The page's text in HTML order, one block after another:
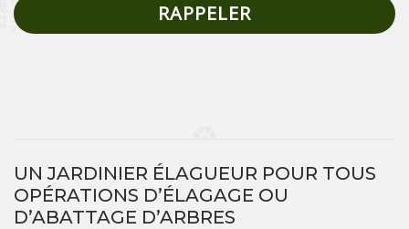
UN JARDINIER ÉLAGUEUR POUR TOUS
OPÉRATIONS D’ÉLAGAGE OU
D’ABATTAGE D’ARBRES